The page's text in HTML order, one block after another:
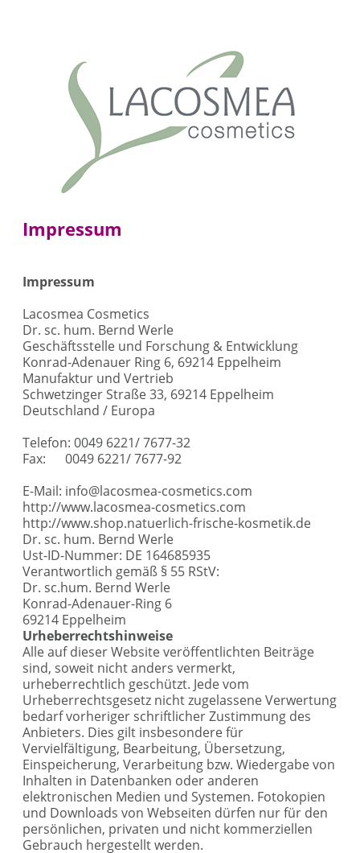
Impressum
Impressum
Lacosmea Cosmetics
Dr. sc. hum. Bernd Werle
Geschäftsstelle und Forschung & Entwicklung
Konrad-Adenauer Ring 6, 69214 Eppelheim
Manufaktur und Vertrieb
Schwetzinger Straße 33, 69214 Eppelheim
Deutschland / Europa
Telefon: 0049 6221/ 7677-32
Fax: 0049 6221/ 7677-92
E-Mail: info@lacosmea-cosmetics.com
http://www.lacosmea-cosmetics.com
http://www.shop.natuerlich-frische-kosmetik.de
Dr. sc. hum. Bernd Werle
Ust-ID-Nummer: DE 164685935
Verantwortlich gemäß § 55 RStV:
Dr. sc.hum. Bernd Werle
Konrad-Adenauer-Ring 6
69214 Eppelheim
Urheberrechtshinweise
Alle auf dieser Website veröffentlichten Beiträge
sind, soweit nicht anders vermerkt,
urheberrechtlich geschützt. Jede vom
Urheberrechtsgesetz nicht zugelassene Verwertung
bedarf vorheriger schriftlicher Zustimmung des
Anbieters. Dies gilt insbesondere für
Vervielfältigung, Bearbeitung, Übersetzung,
Einspeicherung, Verarbeitung bzw. Wiedergabe von
Inhalten in Datenbanken oder anderen
elektronischen Medien und Systemen. Fotokopien
und Downloads von Webseiten dürfen nur für den
persönlichen, privaten und nicht kommerziellen
Gebrauch hergestellt werden.